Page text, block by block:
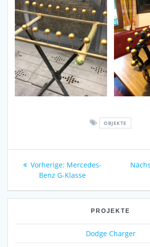
OBJEKTE
Vorherige: Vorheriger
Beitrag:
Mercedes-
Benz G-Klasse
PROJEKTE
Dodge Charger